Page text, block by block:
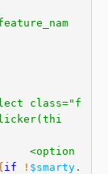
class="f
<option
if ! $smarty .